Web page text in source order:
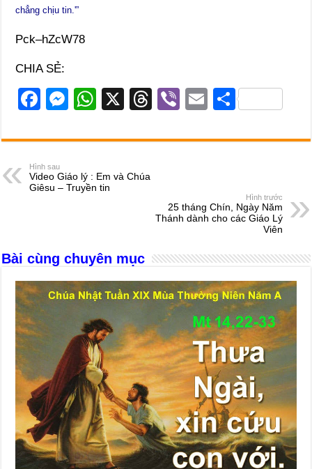
chẳng chịu tin.'”
Pck–hZcW78
CHIA SẺ:
F
c
e
b
k
M
ss
n
W
at
A
X
T
e
s
Vi
er
E
ail
S
ar
Hình sau
Video Giáo lý : Em và Chúa
Giêsu – Truyền tin
Hình trước
25 tháng Chín, Ngày Năm
Thánh dành cho các Giáo Lý
Viên
Bài cùng chuyên mục